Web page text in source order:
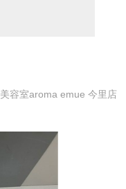
美容室aroma emue 今里店